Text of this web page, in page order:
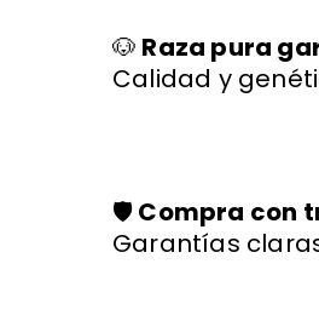
🐶 Raza pura
Calidad y
🛡️Compra con
Garantías